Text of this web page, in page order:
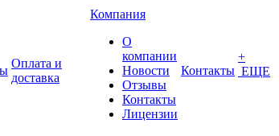
Оплата и
доставка
Компания
О
компании
Новости
Отзывы
Контакты
Лицензии
Контакты
+
ЕЩЕ